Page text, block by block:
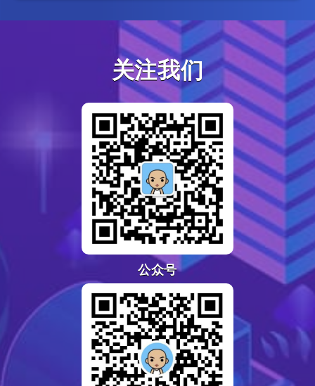
关注我们
公众号